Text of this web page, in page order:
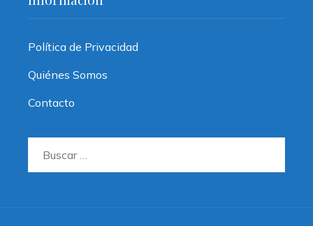
Política de Privacidad
Quiénes Somos
Contacto